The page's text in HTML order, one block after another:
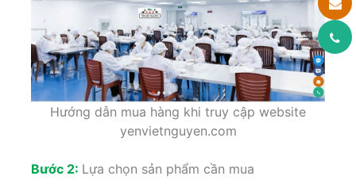
Hướng dẫn mua hàng khi truy cập website
yenvietnguyen.com
Bước 2: Lựa chọn sản phẩm cần mua